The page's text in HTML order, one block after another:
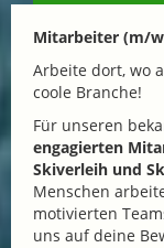
Mitarbeiter (m/
Arbeite dort, wo
coole Branche!
Für unseren
engagierten
Skiverleih und
Menschen
motivierten
uns auf deine